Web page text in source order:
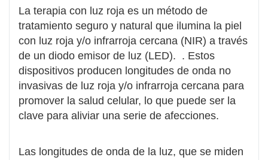
La terapia con luz roja es un método de
tratamiento seguro y natural que ilumina la piel
con luz roja y/o infrarroja cercana (NIR) a través
de un diodo emisor de luz (LED). . Estos
dispositivos producen longitudes de onda no
invasivas de luz roja y/o infrarroja cercana para
promover la salud celular, lo que puede ser la
clave para aliviar una serie de afecciones.
Las longitudes de onda de la luz, que se miden